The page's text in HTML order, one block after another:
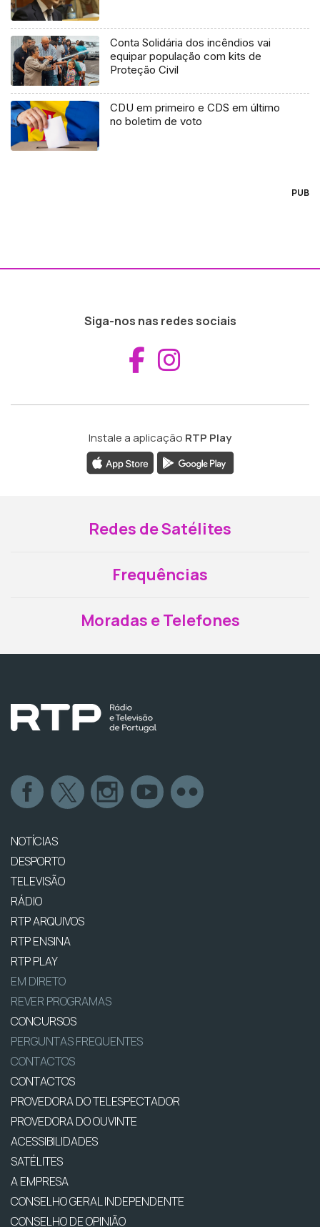
Conta Solidária dos incêndios vai
equipar população com kits de
Proteção Civil
CDU em primeiro e CDS em último
no boletim de voto
PUB
Siga-nos nas redes sociais
Aceder ao
Instale a aplicação RTP Play
Redes de Satélites
Frequências
Moradas e Telefones
NOTÍCIAS
DESPORTO
TELEVISÃO
RÁDIO
RTP ARQUIVOS
RTP ENSINA
RTP PLAY
EM DIRETO
REVER PROGRAMAS
CONCURSOS
PERGUNTAS FREQUENTES
CONTACTOS
CONTACTOS
PROVEDORA DO TELESPECTADOR
PROVEDORA DO OUVINTE
ACESSIBILIDADES
SATÉLITES
A EMPRESA
CONSELHO GERAL INDEPENDENTE
CONSELHO DE OPINIÃO